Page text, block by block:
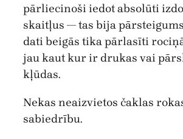
pārliecinoši iedot absolūti
skaitļus — tas bija
dati beigās tika pārlasīti
jau kaut kur ir drukas vai
kļūdas.
Nekas neaizvietos čaklas
sabiedrību.